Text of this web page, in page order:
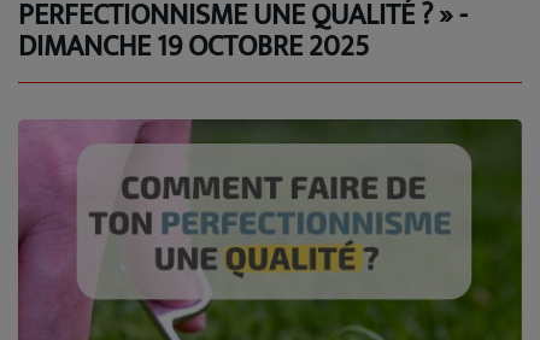
QUI SOMMES-NOUS ?
L'ÉQUIPE
GRILLE DES PROGRAMMES
C'ÉTAIT QUOI CE TITRE ?
PODCASTS - SAISON 2026/2027
PERFECTIONNISME UNE QUALITÉ ? » -
DIMANCHE 19 OCTOBRE 2025